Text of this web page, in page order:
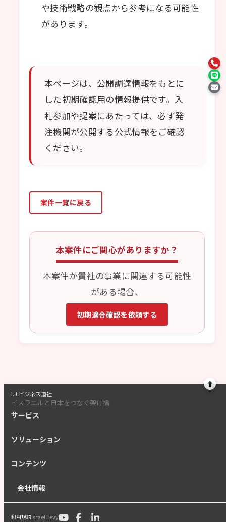
や技術戦略の観点から参考になる可能性
があります。
本ページは、公開調達情報をもとに
した初期確認用の情報提供です。入
札参加や提案にあたっては、必ず発
注機関が公開する公式情報をご確認
ください。
案件一覧に戻る
本案件にご関心がありますか？
本案件が貴社の事業に関連する可能性
がある場合、
初期適合確認を依頼する
⬆
I.J.ビジネス道社
イスラエルと日本をつなぐ架け橋
サービス
ソリューション
コンテンツ
会社情報
利用規約Israel Levy